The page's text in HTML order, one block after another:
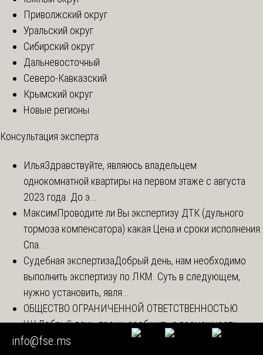
Приволжский округ
Уральский округ
Сибирский округ
Дальневосточный
Северо-Кавказский
Крымский округ
Новые регионы
Консультация эксперта
ИльяЗдравствуйте, являюсь владельцем
однокомнатной квартиры на первом этаже с августа
2023 года. До э...
МаксимПроводите ли Вы экспертизу ДТК (дульного
тормоза компенсатора) какая Цена и сроки исполнения.
Спа...
Судебная экспертизаДобрый день, нам необходимо
выполнить экспертизу по ЛКМ. Суть в следующем,
нужно установить, явля...
ОБЩЕСТВО ОГРАНИЧЕННОЙ ОТВЕТСТВЕННОСТЬЮ
\\\\Добрый день, прошу сообщить о возможности
проведения судебной экспертизы (предмет: экспертиза
info@fse.ms